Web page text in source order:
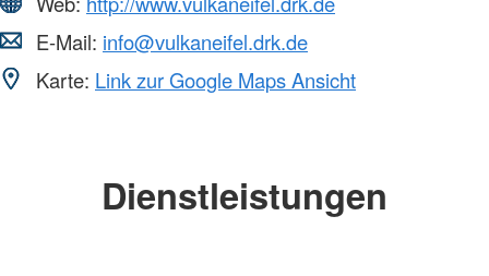
E-Mail: info@vulkaneifel.drk.de
Karte: Link zur Google Maps Ansicht
Dienstleistungen